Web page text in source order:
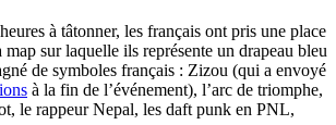
à tâtonner, les français ont pris une place
map sur laquelle ils représente un drapeau bleu
de symboles français : Zizou (qui a envoyé
à la fin de l’événement), l’arc de triomphe,
le rappeur Nepal, les daft punk en PNL,